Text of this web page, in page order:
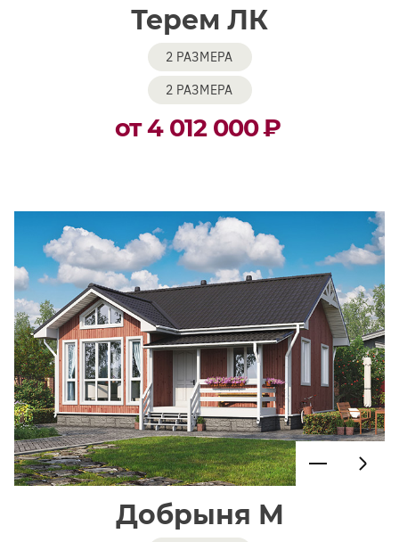
Терем ЛК
2 РАЗМЕРА
2 РАЗМЕРА
от 4 012 000₽
Добрыня М